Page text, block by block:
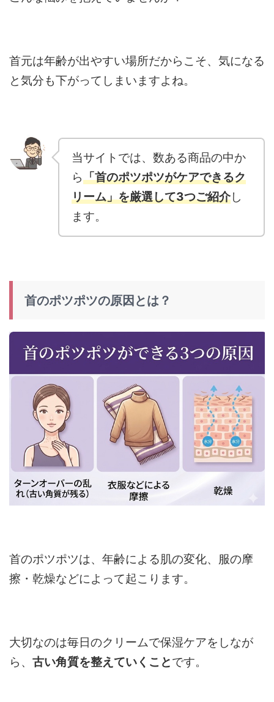
首元は年齢が出やすい場所だからこそ、気になる
と気分も下がってしまいますよね。
当サイトでは、数ある商品の中か
ら「首のポツポツがケアできるク
リーム」を厳選して3つご紹介し
ます。
首のポツポツの原因とは？
首のポツポツは、年齢による肌の変化、服の摩
擦・乾燥などによって起こります。
大切なのは毎日のクリームで保湿ケアをしなが
ら、 古い角質を整えていくことです。